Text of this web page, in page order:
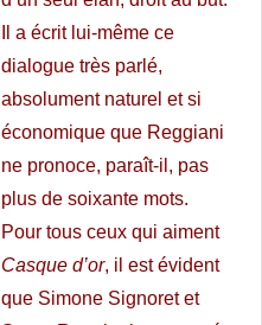
Il a écrit lui-même ce
dialogue très parlé,
absolument naturel et si
économique que Reggiani
ne pronoce, paraît-il, pas
plus de soixante mots.
Pour tous ceux qui aiment
Casque d’or, il est évident
que Simone Signoret et